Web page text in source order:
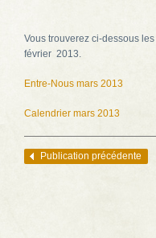
Vous trouverez ci-dessous
février 2013.
Entre-Nous mars 2013
Calendrier mars 2013
Navigation des articles
Publication précédente